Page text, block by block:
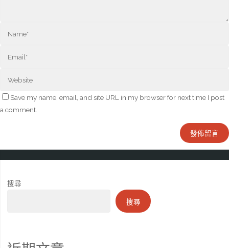
Save my name, email, and site URL in my browser for next time I post
a comment.
搜尋
搜尋